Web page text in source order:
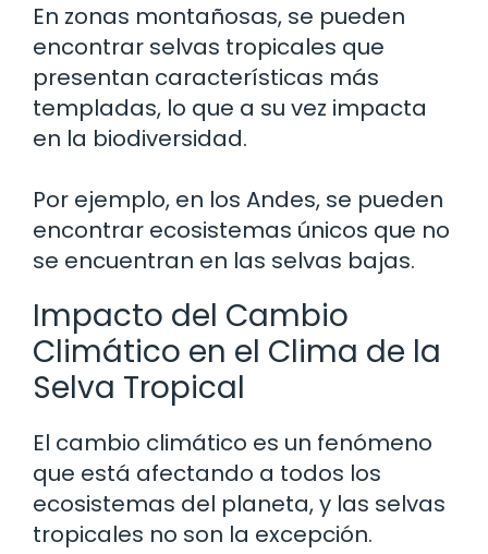
En zonas montañosas, se pueden
encontrar selvas tropicales que
presentan características más
templadas, lo que a su vez impacta
en la biodiversidad.
Por ejemplo, en los Andes, se pueden
encontrar ecosistemas únicos que no
se encuentran en las selvas bajas.
Impacto del Cambio
Climático en el Clima de la
Selva Tropical
El cambio climático es un fenómeno
que está afectando a todos los
ecosistemas del planeta, y las selvas
tropicales no son la excepción.